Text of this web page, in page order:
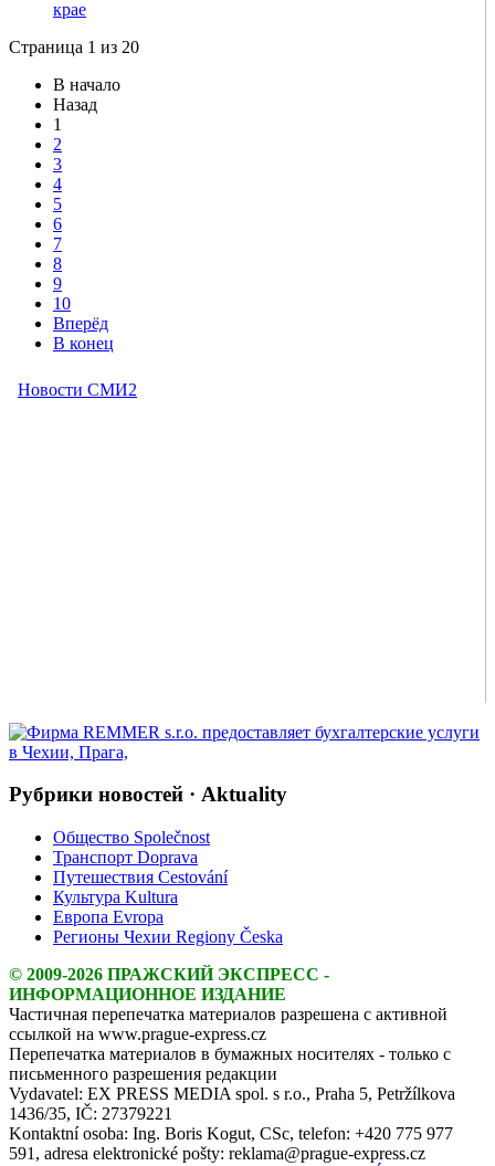
крае
Страница 1 из 20
В начало
Назад
1
2
3
4
5
6
7
8
9
10
Вперёд
В конец
Рубрики новостей · Aktuality
Общество Společnost
Транспорт Doprava
Путешествия Cestování
Культура Kultura
Европа Evropa
Регионы Чехии Regiony Česka
© 2009-2026 ПРАЖСКИЙ ЭКСПРЕСС -
ИНФОРМАЦИОННОЕ ИЗДАНИЕ
Частичная перепечатка материалов разрешена с активной
ссылкой на www.prague-express.cz
Перепечатка материалов в бумажных носителях - только с
письменного разрешения редакции
Vydavatel: EX PRESS MEDIA spol. s r.o., Praha 5, Petržílkova
1436/35, IČ: 27379221
Kontaktní osoba: Ing. Boris Kogut, CSc, telefon: +420 775 977
591, adresa elektronické pošty: reklama@prague-express.cz